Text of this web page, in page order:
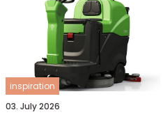
inspiration
03. July 2026